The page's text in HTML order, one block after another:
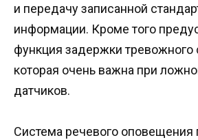
и передачу записанной
информации. Кроме того
функция задержки
которая очень важна при
датчиков.
Система речевого оповещения